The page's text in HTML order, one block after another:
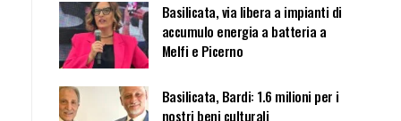
Basilicata, via libera a impianti di
accumulo energia a batteria a
Melfi e Picerno
Basilicata, Bardi: 1.6 milioni per i
nostri beni culturali